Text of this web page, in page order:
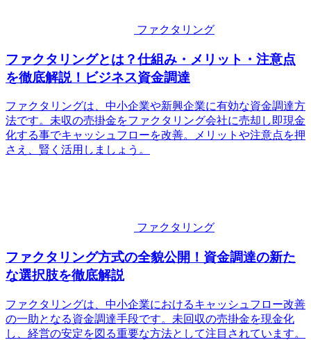
ファクタリング
ファクタリングとは？仕組み・メリット・注意点
を徹底解説！ビジネス資金調達
ファクタリングは、中小企業や新興企業に有効な資金調達方
法です。未収の売掛金をファクタリング会社に売却し即現金
化する事でキャッシュフローを改善。メリットや注意点を押
さえ、賢く活用しましょう。
ファクタリング
ファクタリング方式の全貌公開！資金調達の新た
な選択肢を徹底解説
ファクタリングは、中小企業におけるキャッシュフロー改善
の一助となる資金調達手段です。未回収の売掛金を現金化
し、経営の安定を図る重要な方法として注目されています。